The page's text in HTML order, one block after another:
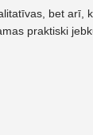
bet arī,
praktiski